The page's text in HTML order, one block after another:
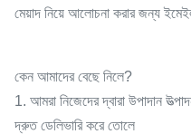
মেয়াদ নিয়ে আলোচনা করার জন্য
কেন আমাদের বেছে নিলে?
1. আমরা নিজেদের দ্বারা উপাদান
দ্রুত ডেলিভারি করে তোলে